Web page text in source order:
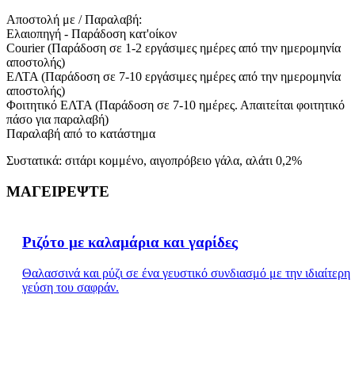
Αποστολή με / Παραλαβή:
Ελαιοπηγή - Παράδοση κατ'οίκον
Courier (Παράδοση σε 1-2 εργάσιμες ημέρες από την ημερομηνία
αποστολής)
ΕΛΤΑ (Παράδοση σε 7-10 εργάσιμες ημέρες από την ημερομηνία
αποστολής)
Φοιτητικό ΕΛΤΑ (Παράδοση σε 7-10 ημέρες. Απαιτείται φοιτητικό
πάσο για παραλαβή)
Παραλαβή από το κατάστημα
Συστατικά: σιτάρι κομμένο, αιγοπρόβειο γάλα, αλάτι 0,2%
ΜΑΓΕΙΡΕΨΤΕ
Ριζότο με καλαμάρια και γαρίδες
Θαλασσινά και ρύζι σε ένα γευστικό συνδιασμό με την ιδιαίτερη
γεύση του σαφράν.